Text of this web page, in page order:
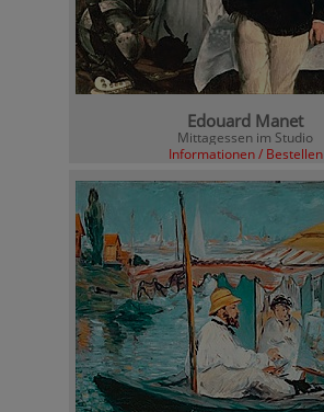
Edouard Manet
Mittagessen im Studio
Informationen / Bestellen